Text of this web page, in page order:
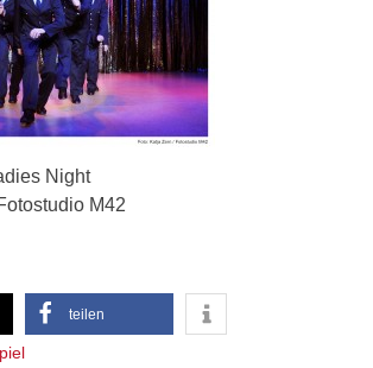
Night
M42
teilen